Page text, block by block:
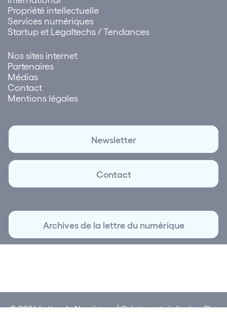
Propriété intellectuelle
Services numériques
Startup et Legaltechs / Tendances
Nos sites internet
Partenaires
Médias
Contact
Mentions légales
Newsletter
Contact
Archives de la lettre du numérique
© 2026 Lettre du Numérique | Création et réalisationPlus